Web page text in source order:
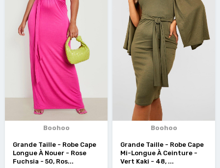
Boohoo
Grande Taille - Robe Cape
Longue À Nouer - Rose
Fuchsia - 50, Ros...
Boohoo
Grande Taille - Robe Cape
Mi-Longue À Ceinture -
Vert Kaki - 48, ...